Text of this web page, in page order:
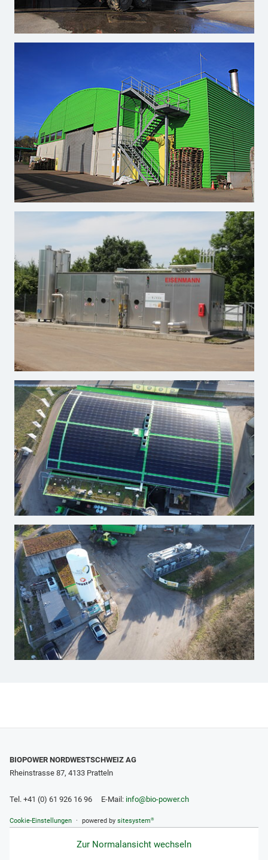
BIOPOWER NORDWESTSCHWEIZ AG
Rheinstrasse 87, 4133 Pratteln
Tel. +41 (0) 61 926 16 96 E-Mail: info@bio-power.ch
Cookie-Einstellungen powered bysitesystem®
Zur Normalansicht wechseln